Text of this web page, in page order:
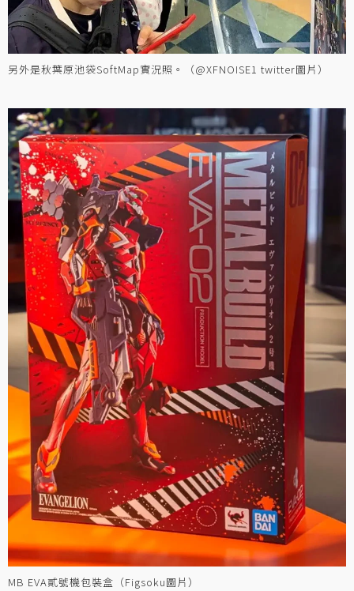
另外是秋葉原池袋SoftMap實況照。（@XFNOISE1 twitter圖片）
MB EVA貳號機包裝盒（Figsoku圖片）